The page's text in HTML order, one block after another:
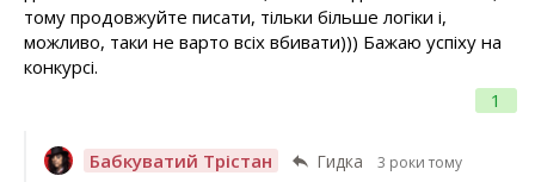
1
тому продовжуйте писати, тільки більше логіки і,
можливо, таки не варто всіх вбивати))) Бажаю успіху на
конкурсі.
Бабкуватий Трістан Гидка 3 роки тому